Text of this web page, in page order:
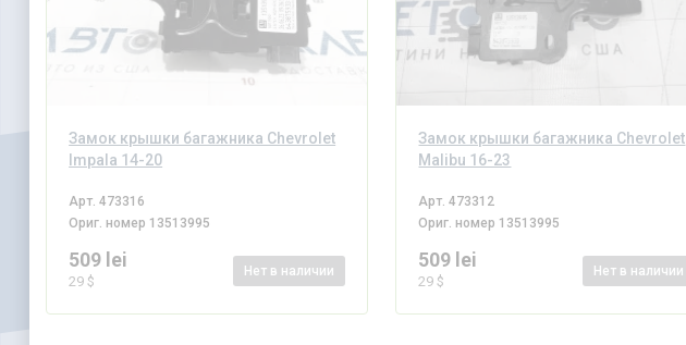
Замок крышки багажника Chevrolet
Impala 14-20
Арт.473316
Ориг. номер 13513995
509 lei
29 $
Нет в наличии
Замок крышки багажника Chevrolet
Malibu 16-23
Арт.473312
Ориг. номер 13513995
509 lei
29 $
Нет в наличии